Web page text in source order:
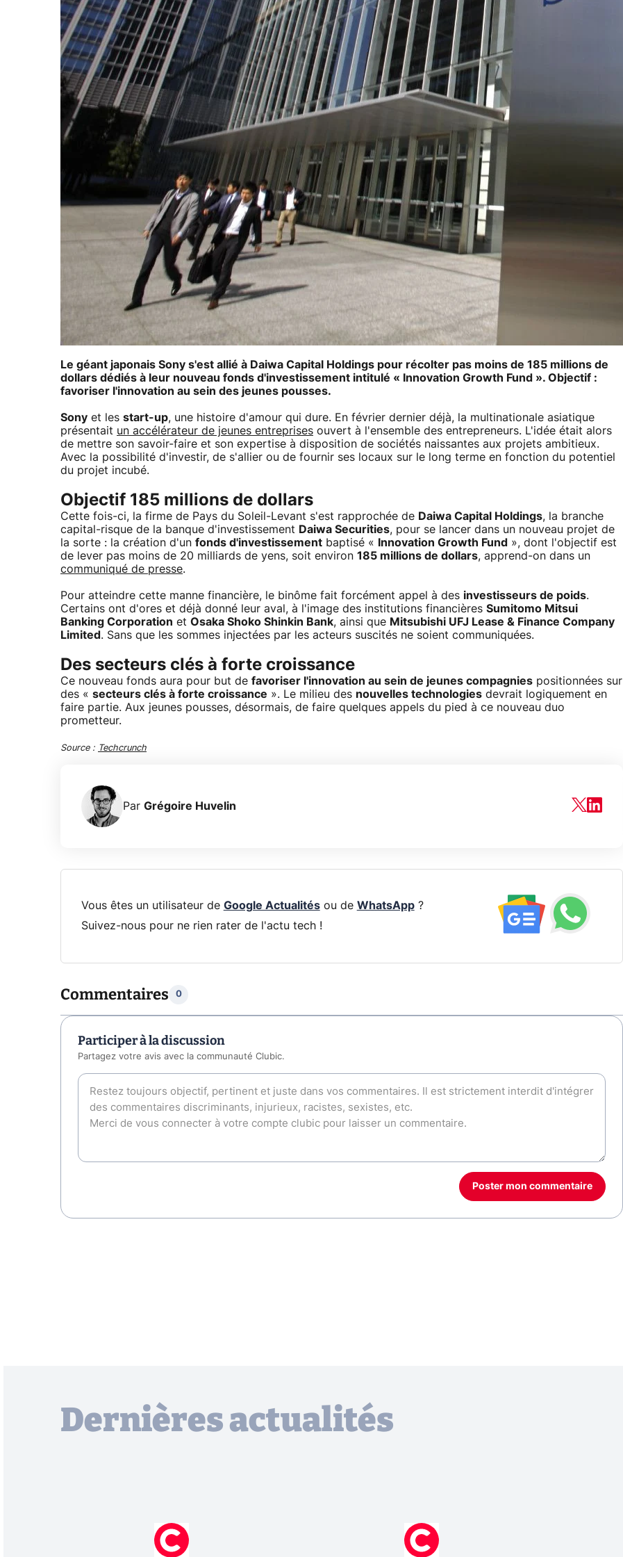
Le géant japonais Sony s'est allié à Daiwa Capital Holdings pour récolter pas moins de 185 millions de
dollars dédiés à leur nouveau fonds d'investissement intitulé « Innovation Growth Fund ». Objectif :
favoriser l'innovation au sein des jeunes pousses.
Sony et les start-up, une histoire d'amour qui dure. En février dernier déjà, la multinationale asiatique
présentait un accélérateur de jeunes entreprises ouvert à l'ensemble des entrepreneurs. L'idée était alors
de mettre son savoir-faire et son expertise à disposition de sociétés naissantes aux projets ambitieux.
Avec la possibilité d'investir, de s'allier ou de fournir ses locaux sur le long terme en fonction du potentiel
du projet incubé.
Objectif 185 millions de dollars
Cette fois-ci, la firme de Pays du Soleil-Levant s'est rapprochée de Daiwa Capital Holdings, la branche
capital-risque de la banque d'investissement Daiwa Securities, pour se lancer dans un nouveau projet de
la sorte : la création d'un fonds d'investissement baptisé « Innovation Growth Fund », dont l'objectif est
de lever pas moins de 20 milliards de yens, soit environ 185 millions de dollars, apprend-on dans un
communiqué de presse.
Pour atteindre cette manne financière, le binôme fait forcément appel à des investisseurs de poids.
Certains ont d'ores et déjà donné leur aval, à l'image des institutions financières Sumitomo Mitsui
Banking Corporation et Osaka Shoko Shinkin Bank, ainsi que Mitsubishi UFJ Lease & Finance Company
Limited . Sans que les sommes injectées par les acteurs suscités ne soient communiquées.
Des secteurs clés à forte croissance
Ce nouveau fonds aura pour but de favoriser l'innovation au sein de jeunes compagnies positionnées sur
des « secteurs clés à forte croissance ». Le milieu des nouvelles technologies devrait logiquement en
faire partie. Aux jeunes pousses, désormais, de faire quelques appels du pied à ce nouveau duo
prometteur.
Source : Techcrunch
Par Grégoire Huvelin
Vous êtes un utilisateur de Google Actualitésou de WhatsApp?
Suivez-nous pour ne rien rater de l'actu tech !
Commentaires 0
Participer à la discussion
Partagez votre avis avec la communauté Clubic.
Poster mon commentaire
Dernières actualités